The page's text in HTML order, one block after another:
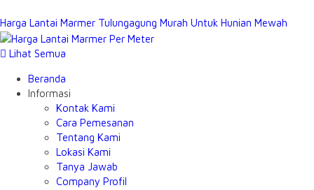
Harga Lantai Marmer Tulungagung Murah Untuk Hunian Mewah
Lihat Semua
Beranda
Informasi
Kontak Kami
Cara Pemesanan
Tentang Kami
Lokasi Kami
Tanya Jawab
Company Profil